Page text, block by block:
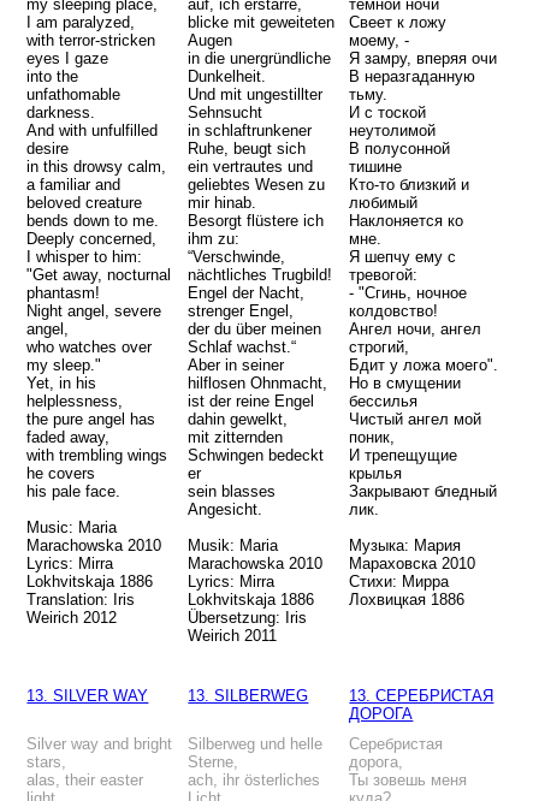
my sleeping place,
I am paralyzed,
with terror-stricken
eyes I gaze
into the
unfathomable
darkness.
And with unfulfilled
desire
in this drowsy calm,
a familiar and
beloved creature
bends down to me.
Deeply concerned,
I whisper to him:
"Get away, nocturnal
phantasm!
Night angel, severe
angel,
who watches over
my sleep."
Yet, in his
helplessness,
the pure angel has
faded away,
with trembling wings
he covers
his pale face.
Music: Maria
Marachowska 2010
Lyrics: Mirra
Lokhvitskaja 1886
Translation: Iris
Weirich 2012
auf, ich erstarre,
blicke mit geweiteten
Augen
in die unergründliche
Dunkelheit.
Und mit ungestillter
Sehnsucht
in schlaftrunkener
Ruhe, beugt sich
ein vertrautes und
geliebtes Wesen zu
mir hinab.
Besorgt flüstere ich
ihm zu:
“Verschwinde,
nächtliches Trugbild!
Engel der Nacht,
strenger Engel,
der du über meinen
Schlaf wachst.“
Aber in seiner
hilflosen Ohnmacht,
ist der reine Engel
dahin gewelkt,
mit zitternden
Schwingen bedeckt
er
sein blasses
Angesicht.
Musik: Maria
Marachowska 2010
Lyrics: Mirra
Lokhvitskaja 1886
Übersetzung: Iris
Weirich 2011
темной ночи
Свеет к ложу
моему, -
Я замру, вперяя очи
В неразгаданную
тьму.
И с тоской
неутолимой
В полусонной
тишине
Кто-то близкий и
любимый
Наклоняется ко
мне.
Я шепчу ему с
тревогой:
- "Сгинь, ночное
колдовство!
Ангел ночи, ангел
строгий,
Бдит у ложа моего".
Но в смущении
бессилья
Чистый ангел мой
поник,
И трепещущие
крылья
Закрывают бледный
лик.
Музыка: Мария
Мараховска 2010
Стихи: Мирра
Лохвицкая 1886
13. SILVER WAY 13. SILBERWEG
13. СЕРЕБРИСТАЯ
ДОРОГА
Silver way and bright
stars,
alas, their easter
Silberweg und helle
Sterne,
ach, ihr österliches
Серебристая
дорога,
Ты зовешь меня